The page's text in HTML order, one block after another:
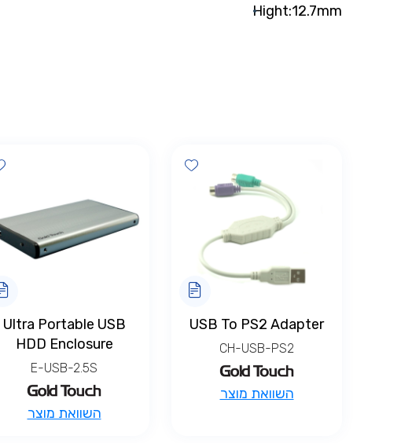
Hight:12.7mm
Add wishlist
USB To PS2 Adapter
CH-USB-PS2
השוואת מוצר
Ultra Portable USB
HDD Enclosure
E-USB-2.5S
השוואת מוצר